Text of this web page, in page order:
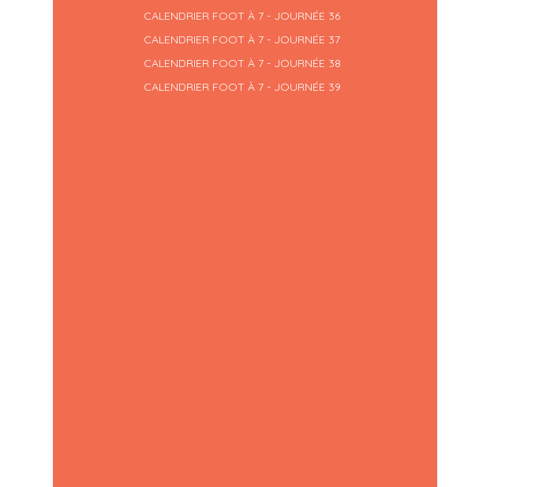
CALENDRIER FOOT À 7 - JOURNÉE 36
CALENDRIER FOOT À 7 - JOURNÉE 37
CALENDRIER FOOT À 7 - JOURNÉE 38
CALENDRIER FOOT À 7 - JOURNÉE 39